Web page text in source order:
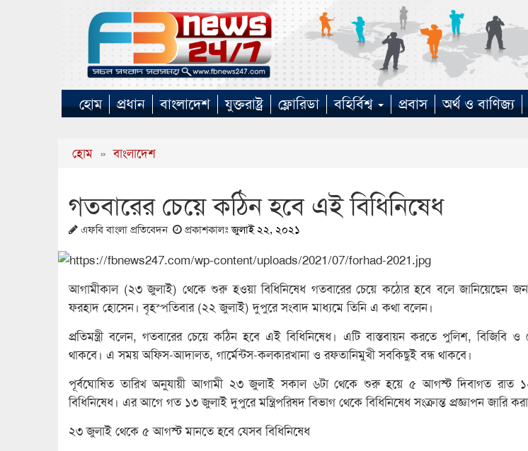
হোম প্রধান বাংলাদেশ যুক্তরাষ্ট্র ফ্লোরিডা বহির্বিশ্ব প্রবাস অর্থ ও বাণিজ্য
হোম » বাংলাদেশ
গতবারের চেয়ে কঠিন হবে এই বিধিনিষেধ
এফবি বাংলা প্রতিবেদন প্রকাশকালঃজুলাই ২২, ২০২১
আগামীকাল (২৩ জুলাই) থেকে শুরু হওয়া বিধিনিষেধ গতবারের চেয়ে কঠোর হবে বলে জানিয়েছেন
ফরহাদ হোসেন। বৃহস্পতিবার (২২ জুলাই) দুপুরে সংবাদ মাধ্যমে তিনি এ কথা বলেন।
প্রতিমন্ত্রী বলেন, গতবারের চেয়ে কঠিন হবে এই বিধিনিষেধ। এটি বাস্তবায়ন করতে পুলিশ, বিজিবি ও
থাকবে। এ সময় অফিস-আদালত, গার্মেন্টস-কলকারখানা ও রফতানিমুখী সবকিছুই বন্ধ থাকবে।
পূর্বঘোষিত তারিখ অনুযায়ী আগামী ২৩ জুলাই সকাল ৬টা থেকে শুরু হয়ে ৫ আগস্ট দিবাগত রাত
বিধিনিষেধ। এর আগে গত ১৩ জুলাই দুপুরে মন্ত্রিপরিষদ বিভাগ থেকে বিধিনিষেধ সংক্রান্ত প্রজ্ঞাপন জারি
২৩ জুলাই থেকে ৫ আগস্ট মানতে হবে যেসব বিধিনিষেধ